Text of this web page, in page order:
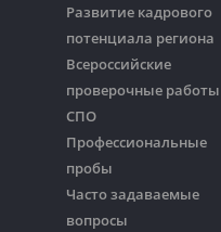
Развитие кадрового
потенциала региона
Всероссийские
проверочные работы
СПО
Профессиональные
пробы
Часто задаваемые
вопросы